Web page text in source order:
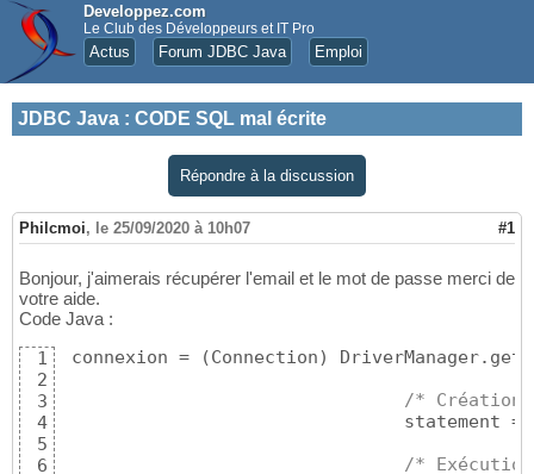
Developpez.com
Le Club des Développeurs et IT Pro
Actus Forum JDBC Java Emploi
JDBC Java : CODE SQL mal écrite
Répondre à la discussion
Philcmoi, le 25/09/2020 à 10h07 #1
Bonjour, j'aimerais récupérer l'email et le mot de passe merci de
votre aide.
Code Java :
1
2
3
4
5
6
connexion = (Connection)
/* Création
			        statement =
/*